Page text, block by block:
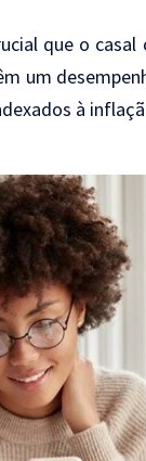
que o
um
à